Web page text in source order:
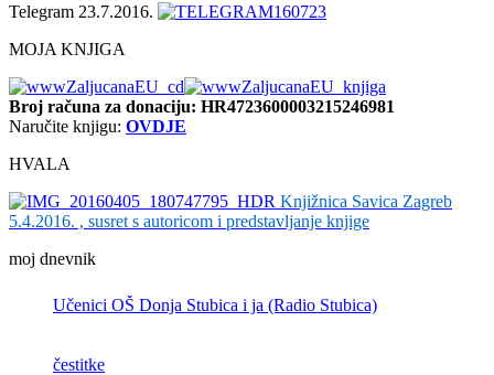
Telegram 23.7.2016.
MOJA KNJIGA
Broj računa za donaciju: HR4723600003215246981
Naručite knjigu: OVDJE
HVALA
Knjižnica Savica Zagreb
5.4.2016. , susret s autoricom i predstavljanje knjige
moj dnevnik
Učenici OŠ Donja Stubica i ja (Radio Stubica)
čestitke